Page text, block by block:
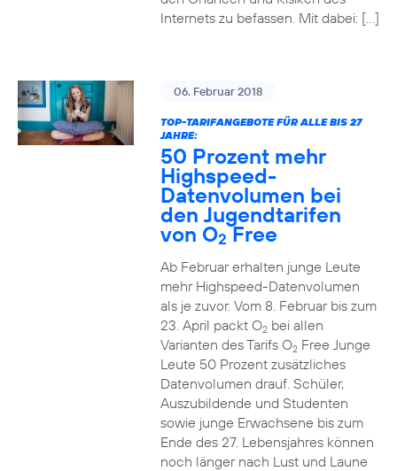
Internets zu befassen. Mit dabei: […]
06. Februar 2018
TOP-TARIFANGEBOTE FÜR ALLE BIS 27
JAHRE:
50 Prozent mehr
Highspeed-
Datenvolumen bei
den Jugendtarifen
von O2Free
Ab Februar erhalten junge Leute
mehr Highspeed-Datenvolumen
als je zuvor. Vom 8. Februar bis zum
23. April packt O2bei allen
Varianten des Tarifs O2Free Junge
Leute 50 Prozent zusätzliches
Datenvolumen drauf. Schüler,
Auszubildende und Studenten
sowie junge Erwachsene bis zum
Ende des 27. Lebensjahres können
noch länger nach Lust und Laune